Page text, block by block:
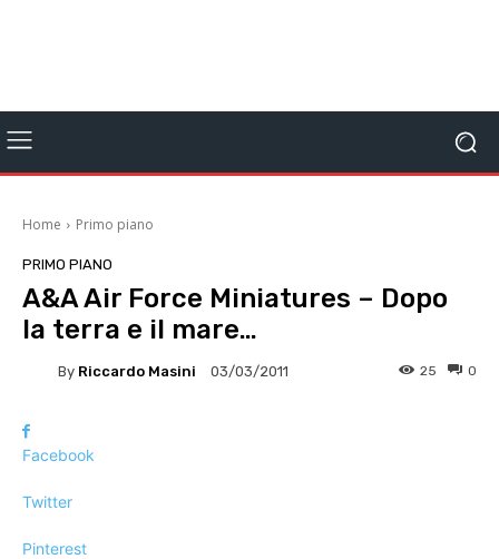
Home Primo piano
PRIMO PIANO
A&A Air Force Miniatures – Dopo
la terra e il mare…
By Riccardo Masini 03/03/2011 0
25
Facebook
Twitter
Pinterest